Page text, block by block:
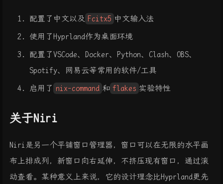
配置了中文以及 Fcitx5 中文输入法
使用了Hyprland作为桌面环境
配置了VSCode、Docker、Python、Clash、OBS、
Spotify、网易云等常用的软件/工具
启用了 nix-command 和 flakes 实验特性
关于Niri
Niri是另一个平铺窗口管理器，窗口可以在无限的水平画
布上排成列，新窗口向右延伸，不挤压现有窗口，通过滚
动查看。某种意义上来说，它的设计理念比Hyprland更先